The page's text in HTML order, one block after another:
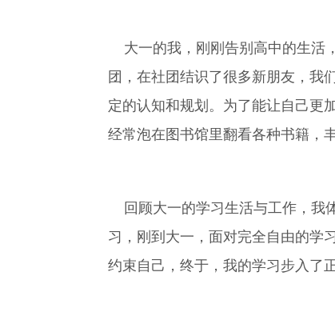
大一的我，刚刚告别高中的生活
团，在社团结识了很多新朋友，我
定的认知和规划。为了能让自己更
经常泡在图书馆里翻看各种书籍，
回顾大一的学习生活与工作，我
习，刚到大一，面对完全自由的学
约束自己，终于，我的学习步入了正